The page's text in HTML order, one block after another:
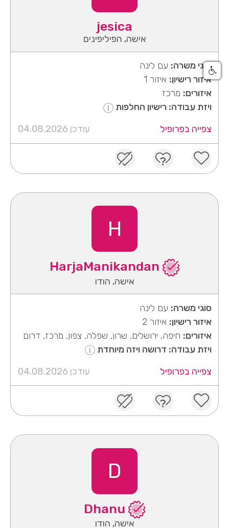
jesica
אישה, הפיליפינים
סוגי משרה: עם לינה
איזור רישיון: איזור 1
איזורים: מרכז
ויזת עבודה: רישיון החלפות
צפייה בפרופיל
עודכן 04.08.2026
H
אישה, הודו
סוגי משרה: עם לינה
איזור רישיון: איזור 2
איזורים: חיפה, ירושלים, שרון, שפלה, צפון, מרכז, דרום
ויזת עבודה: דרושה ויזה מיוחדת
צפייה בפרופיל
עודכן 04.08.2026
D
אישה, הודו